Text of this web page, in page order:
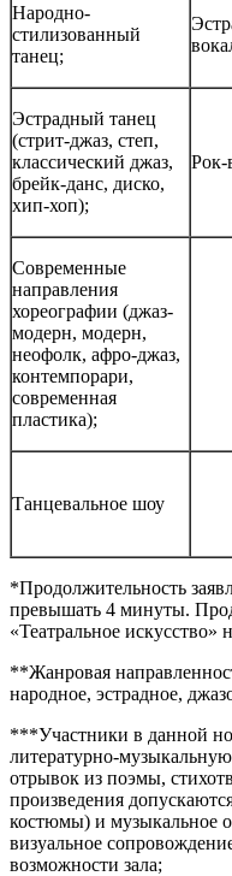
Народно-
стилизованный
танец;
Эстрадный танец
(стрит-джаз, степ,
классический джаз,
брейк-данс, диско,
хип-хоп);
Рок-
Современные
направления
хореографии (джаз-
модерн, модерн,
неофолк, афро-джаз,
контемпорари,
современная
пластика);
Танцевальное шоу
*Продолжительность
превышать 4 минуты.
«Театральное
**Жанровая
народное, эстрадное,
***Участники в данной
литературно-
отрывок из поэмы,
произведения
костюмы) и музыкальное
визуальное
возможности зала;